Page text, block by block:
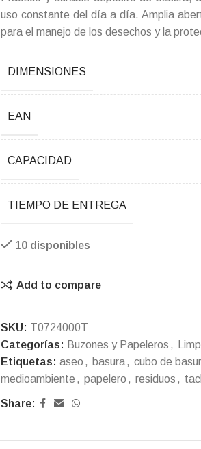
uso constante del día a día. Amplia
para el manejo de los desechos y la
DIMENSIONES
EAN
CAPACIDAD
TIEMPO DE ENTREGA
10 disponibles
Add to compare
SKU: T0724000T
Categorías: Buzones y Papeleros ,
Etiquetas: aseo , basura, cubo de
medioambiente , papelero , residuos ,
Share: